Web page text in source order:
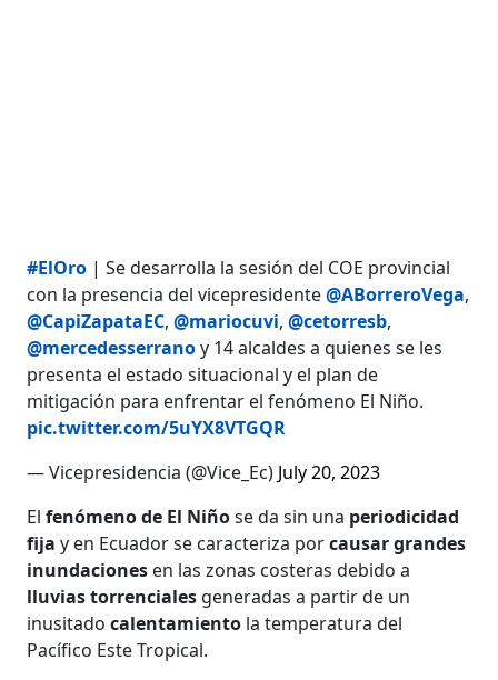
#ElOro | Se desarrolla la sesión del COE provincial
con la presencia del vicepresidente@ABorreroVega,
@CapiZapataEC,@mariocuvi,@cetorresb,
@mercedesserranoy 14 alcaldes a quienes se les
presenta el estado situacional y el plan de
mitigación para enfrentar el fenómeno El Niño.
pic.twitter.com/5uYX8VTGQR
— Vicepresidencia (@Vice_Ec) July 20, 2023
Elfenómeno de El Niñose da sin una periodicidad
fijay en Ecuador se caracteriza porcausar grandes
inundaciones en las zonas costeras debido a
lluvias torrenciales generadas a partir de un
inusitadocalentamiento la temperatura del
Pacífico Este Tropical.